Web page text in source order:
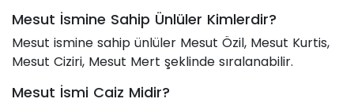
Mesut İsmine Sahip Ünlüler Kimlerdir?
Mesut ismine sahip ünlüler Mesut Özil, Mesut Kurtis,
Mesut Ciziri, Mesut Mert şeklinde sıralanabilir.
Mesut İsmi Caiz Midir?